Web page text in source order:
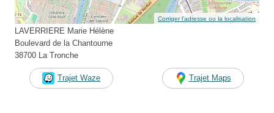
Corriger l’adresse ou la localisation
LAVERRIERE Marie Hélène
Boulevard de la Chantourne
38700 La Tronche
Trajet Waze Trajet Maps